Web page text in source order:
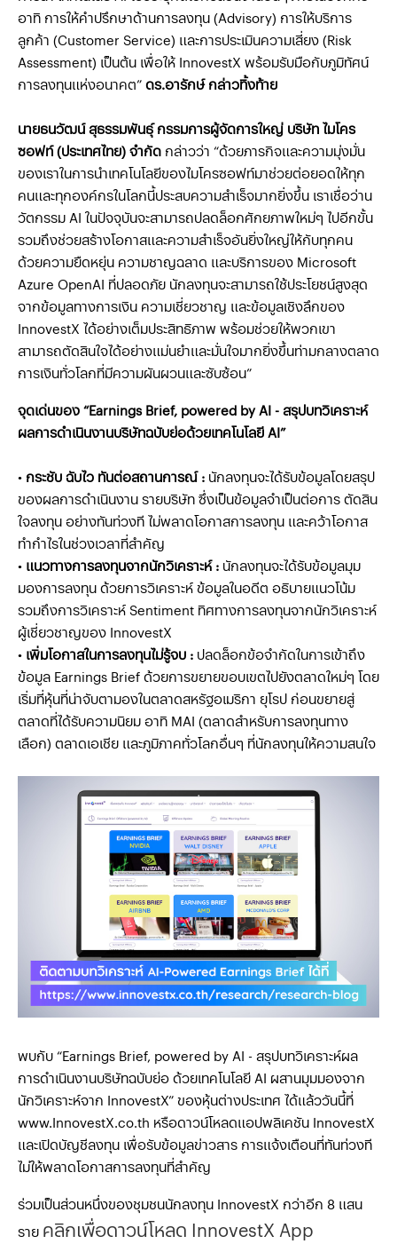
อาทิ การให้คําปรึกษาด้านการลงทุน (Advisory) การให้บริการ
ลูกค้า (Customer Service) และการประเมินความเสี่ยง (Risk
Assessment) เป็นต้น เพื่อให้ InnovestX พร้อมรับมือกับภูมิทัศน์
การลงทุนแห่งอนาคต”ดร.อารักษ์ กล่าวทิ้งท้าย
นายธนวัฒน์ สุธรรมพันธุ์ กรรมการผู้จัดการใหญ่ บริษัท ไมโคร
ซอฟท์ (ประเทศไทย) จำกัด กล่าวว่า “ด้วยภารกิจและความมุ่งมั่น
ของเราในการนำเทคโนโลยีของไมโครซอฟท์มาช่วยต่อยอดให้ทุก
คนและทุกองค์กรในโลกนี้ประสบความสำเร็จมากยิ่งขึ้น เราเชื่อว่าน
วัตกรรม AI ในปัจจุบันจะสามารถปลดล็อกศักยภาพใหม่ๆ ไปอีกขั้น
รวมถึงช่วยสร้างโอกาสและความสำเร็จอันยิ่งใหญ่ให้กับทุกคน
ด้วยความยืดหยุ่น ความชาญฉลาด และบริการของ Microsoft
Azure OpenAI ที่ปลอดภัย นักลงทุนจะสามารถใช้ประโยชน์สูงสุด
จากข้อมูลทางการเงิน ความเชี่ยวชาญ และข้อมูลเชิงลึกของ
InnovestX ได้อย่างเต็มประสิทธิภาพ พร้อมช่วยให้พวกเขา
สามารถตัดสินใจได้อย่างแม่นยำและมั่นใจมากยิ่งขึ้นท่ามกลางตลาด
การเงินทั่วโลกที่มีความผันผวนและซับซ้อน”
จุดเด่นของ “Earnings Brief, powered by AI - สรุปบทวิเคราะห์
ผลการดำเนินงานบริษัทฉบับย่อด้วยเทคโนโลยี AI”
• กระชับ ฉับไว ทันต่อสถานการณ์ : นักลงทุนจะได้รับข้อมูลโดยสรุป
ของผลการดำเนินงาน รายบริษัท ซึ่งเป็นข้อมูลจำเป็นต่อการ ตัดสิน
ใจลงทุน อย่างทันท่วงที ไม่พลาดโอกาสการลงทุน และคว้าโอกาส
ทำกำไรในช่วงเวลาที่สำคัญ
• แนวทางการลงทุนจากนักวิเคราะห์ : นักลงทุนจะได้รับข้อมูลมุม
มองการลงทุน ด้วยการวิเคราะห์ ข้อมูลในอดีต อธิบายแนวโน้ม
รวมถึงการวิเคราะห์ Sentiment ทิศทางการลงทุนจากนักวิเคราะห์
ผู้เชี่ยวชาญของ InnovestX
• เพิ่มโอกาสในการลงทุนไม่รู้จบ : ปลดล็อกข้อจำกัดในการเข้าถึง
ข้อมูล Earnings Brief ด้วยการขยายขอบเขตไปยังตลาดใหม่ๆ โดย
เริ่มที่หุ้นที่น่าจับตามองในตลาดสหรัฐอเมริกา ยุโรป ก่อนขยายสู่
ตลาดที่ได้รับความนิยม อาทิ MAI (ตลาดสําหรับการลงทุนทาง
เลือก) ตลาดเอเชีย และภูมิภาคทั่วโลกอื่นๆ ที่นักลงทุนให้ความสนใจ
พบกับ “Earnings Brief, powered by AI - สรุปบทวิเคราะห์ผล
การดำเนินงานบริษัทฉบับย่อ ด้วยเทคโนโลยี AI ผสานมุมมองจาก
นักวิเคราะห์จาก InnovestX” ของหุ้นต่างประเทศ ได้แล้ววันนี้ที่
www.InnovestX.co.th หรือดาวน์โหลดแอปพลิเคชัน InnovestX
และเปิดบัญชีลงทุน เพื่อรับข้อมูลข่าวสาร การแจ้งเตือนที่ทันท่วงที
ไม่ให้พลาดโอกาสการลงทุนที่สำคัญ
ร่วมเป็นส่วนหนึ่งของชุมชนนักลงทุน InnovestX กว่าอีก 8 แสน
ราย คลิกเพื่อดาวน์โหลด InnovestX App